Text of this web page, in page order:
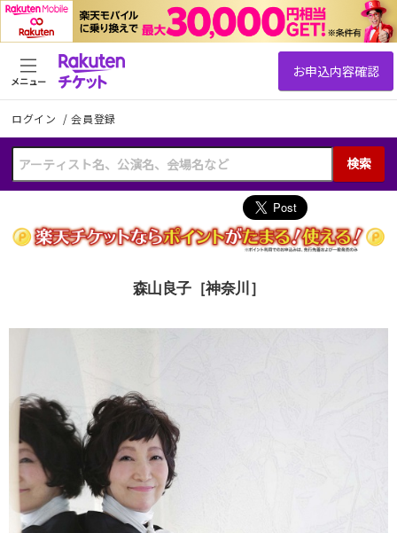
ログイン /会員登録
検索
メニュー
森山良子［神奈川］